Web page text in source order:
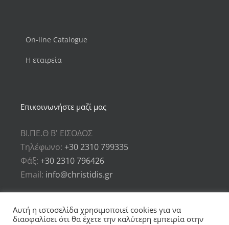
On-line Catalogue
Η εταιρεία
Επικοινωνήστε μαζί μας
ΒΙ.ΠΕ.Θ Β' ΕΙΣΟΔΟΣ
Τηλέφωνο: +30 2310 799335
Φάξ: +30 2310 796426
Email: info@christidis.gr
Αυτή η ιστοσελίδα χρησιμοποιεί cookies για να
διασφαλίσει ότι θα έχετε την καλύτερη εμπειρία στην